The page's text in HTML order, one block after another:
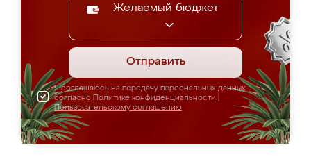
Желаемый бюджет
Отправить
Я соглашаюсь на передачу персональных данных
согласно Политике конфиденциальности
Пользовательскому соглашению